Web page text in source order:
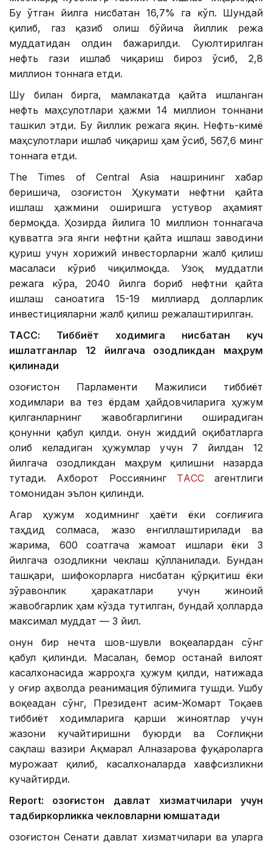
Бу ўтган йилга нисбатан 16,7% га кўп. Шундай
қилиб, газ қазиб олиш бўйича йиллик режа
муддатидан олдин бажарилди. Суюлтирилган
нефть гази ишлаб чиқариш бироз ўсиб, 2,8
миллион тоннага етди.
Шу билан бирга, мамлакатда қайта ишланган
нефть маҳсулотлари ҳажми 14 миллион тоннани
ташкил этди. Бу йиллик режага яқин. Нефть-кимё
маҳсулотлари ишлаб чиқариш ҳам ўсиб, 567,6 минг
тоннага етди.
The Times of Central Asia нашрининг хабар
беришича, Қозоғистон Ҳукумати нефтни қайта
ишлаш ҳажмини оширишга устувор аҳамият
бермоқда. Ҳозирда йилига 10 миллион тоннагача
қувватга эга янги нефтни қайта ишлаш заводини
қуриш учун хорижий инвесторларни жалб қилиш
масаласи кўриб чиқилмоқда. Узоқ муддатли
режага кўра, 2040 йилга бориб нефтни қайта
ишлаш саноатига 15-19 миллиард долларлик
инвестицияларни жалб қилиш режалаштирилган.
ТAСС: Тиббиёт ходимига нисбатан куч
ишлатганлар 12 йилгача озодликдан маҳрум
қилинади
Қозоғистон Парламенти Мажилиси тиббиёт
ходимлари ва тез ёрдам ҳайдовчиларига ҳужум
қилганларнинг жавобгарлигини оширадиган
қонунни қабул қилди. Қонун жиддий оқибатларга
олиб келадиган ҳужумлар учун 7 йилдан 12
йилгача озодликдан маҳрум қилишни назарда
тутади. Ахборот Россиянинг ТAССагентлиги
томонидан эълон қилинди.
Aгар ҳужум ходимнинг ҳаёти ёки соғлиғига
таҳдид солмаса, жазо енгиллаштирилади ва
жарима, 600 соатгача жамоат ишлари ёки 3
йилгача озодликни чеклаш қўлланилади. Бундан
ташқари, шифокорларга нисбатан қўрқитиш ёки
зўравонлик ҳаракатлари учун жиноий
жавобгарлик ҳам кўзда тутилган, бундай ҳолларда
максимал муддат — 3 йил.
Қонун бир нечта шов-шувли воқеалардан сўнг
қабул қилинди. Масалан, бемор Қостанай вилоят
касалхонасида жарроҳга ҳужум қилди, натижада
у оғир аҳволда реанимация бўлимига тушди. Ушбу
воқеадан сўнг, Президент Қасим-Жомарт Тоқаев
тиббиёт ходимларига қарши жиноятлар учун
жазони кучайтиришни буюрди ва Соғлиқни
сақлаш вазири Aқмарал Aлназарова фуқароларга
мурожаат қилиб, касалхоналарда хавфсизликни
кучайтирди.
Report: Қозоғистон давлат хизматчилари учун
тадбиркорликка чекловларни юмшатади
Қозоғистон Сенати давлат хизматчилари ва уларга